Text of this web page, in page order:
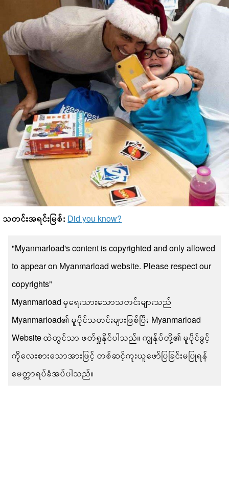
သတင်းအရင်းမြစ်: Did you know?
"Myanmarload's content is copyrighted and only allowed
to appear on Myanmarload website. Please respect our
copyrights"
Myanmarload မှရေးသားသောသတင်းများသည်
Myanmarload၏ မူပိုင်သတင်းများဖြစ်ပြီး Myanmarload
Website ထဲတွင်သာ ဖတ်ရှုနိုင်ပါသည်။ ကျွန်ုပ်တို့၏ မူပိုင်ခွင့်
ကိုလေးစားသောအားဖြင့် တစ်ဆင့်ကူးယူဖော်ပြခြင်းမပြုရန်
မေတ္တာရပ်ခံအပ်ပါသည်။